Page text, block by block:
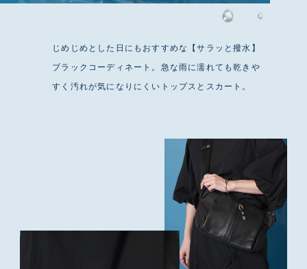
じめじめとした日にもおすすめな【サラッと撥水】
ブラックコーディネート。急な雨に濡れても乾きや
すく汚れが気になりにくいトップスとスカート。